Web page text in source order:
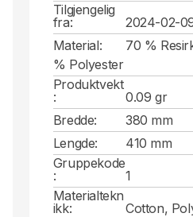
Tilgjengelig
fra:
2024-02-
Material:
70 %
% Polyester
Produktvekt
:
0.09 gr
Bredde:
380 mm
Lengde:
410 mm
Gruppekode
:
1
Materialtekn
ikk:
Cotton,